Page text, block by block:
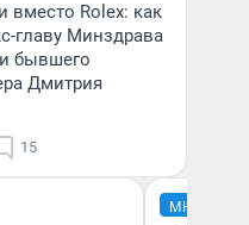
вместо Rolex: как
главу Минздрава
бывшего
Дмитрия
15
МНЕНИЕ